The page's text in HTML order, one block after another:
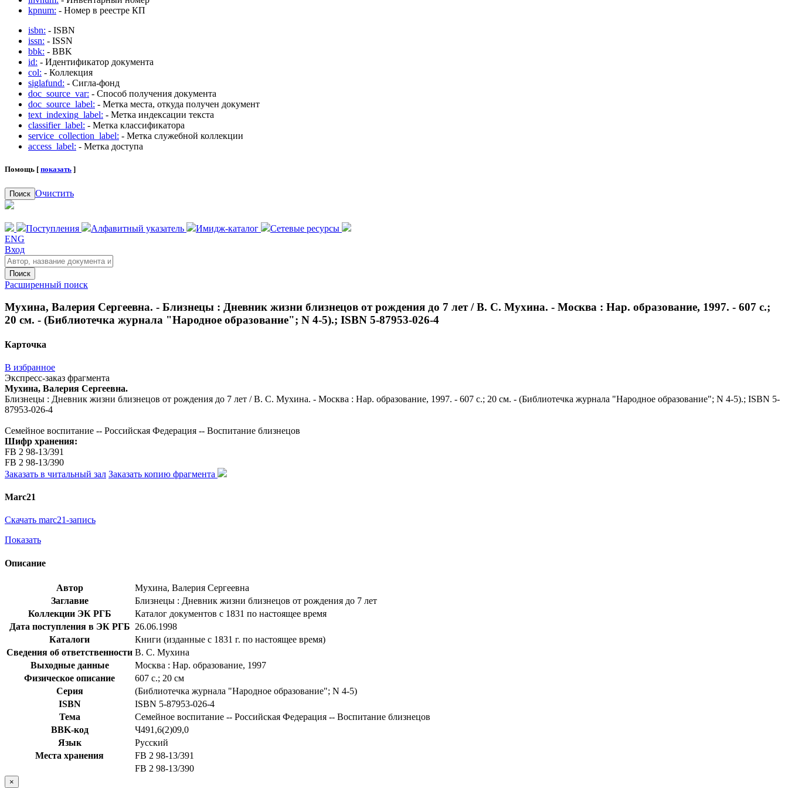
kpnum: - Номер в реестре КП
isbn: - ISBN
issn: - ISSN
bbk: - BBK
id: - Идентификатор документа
col: - Коллекция
siglafund: - Сигла-фонд
doc_source_var: - Способ получения документа
doc_source_label: - Метка места, откуда получен документ
text_indexing_label: - Метка индексации текста
classifier_label: - Метка классификатора
service_collection_label: - Метка служебной коллекции
access_label: - Метка доступа
Помощь [ показать ]
Поиск Очистить
Поступления Алфавитный указатель Имидж-каталог
Сетевые ресурсы
ENG
Вход
Поиск
Расширенный поиск
Мухина, Валерия Сергеевна. - Близнецы : Дневник жизни близнецов от рождения до 7 лет / В. С. Мухина. - Москва : Нар. образование, 1997. - 607 с.;
20 см. - (Библиотечка журнала "Народное образование"; N 4-5).; ISBN 5-87953-026-4
Карточка
В избранное
Экспресс-заказ фрагмента
Мухина, Валерия Сергеевна.
Близнецы : Дневник жизни близнецов от рождения до 7 лет / В. С. Мухина. - Москва : Нар. образование, 1997. - 607 с.; 20 см. - (Библиотечка журнала "Народное образование"; N 4-5).; ISBN 5-
87953-026-4
Семейное воспитание -- Российская Федерация -- Воспитание близнецов
Шифр хранения:
FB 2 98-13/391
FB 2 98-13/390
Заказать в читальный зал Заказать копию фрагмента
Marc21
Скачать marc21-запись
Показать
Описание
Автор
Мухина, Валерия Сергеевна
Заглавие
Близнецы : Дневник жизни близнецов от рождения до 7 лет
Коллекции ЭК РГБ
Каталог документов с 1831 по настоящее время
Дата поступления в ЭК РГБ 26.06.1998
Каталоги
Книги (изданные с 1831 г. по настоящее время)
Сведения об ответственности В. С. Мухина
Выходные данные
Москва : Нар. образование, 1997
Физическое описание
607 с.; 20 см
Серия
(Библиотечка журнала "Народное образование"; N 4-5)
ISBN
ISBN 5-87953-026-4
Тема
Семейное воспитание -- Российская Федерация -- Воспитание близнецов
BBK-код
Ч491,6(2)09,0
Язык
Русский
Места хранения
FB 2 98-13/391
FB 2 98-13/390
×